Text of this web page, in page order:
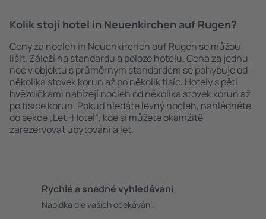
Kolik stojí hotel in Neuenkirchen auf Rugen?
Ceny za nocleh in Neuenkirchen auf Rugen se můžou
lišit. Záleží na standardu a poloze hotelu. Cena za jednu
noc v objektu s průměrným standardem se pohybuje od
několika stovek korun až po několik tisíc. Hotely s pěti
hvězdičkami nabízejí nocleh od několika stovek korun až
po tisíce korun. Pokud hledáte levný nocleh, nahlédněte
do sekce „Let+Hotel“, kde si můžete okamžitě
zarezervovat ubytování a let.
Rychlé a snadné vyhledávání
Nabídka dle vašich očekávání.